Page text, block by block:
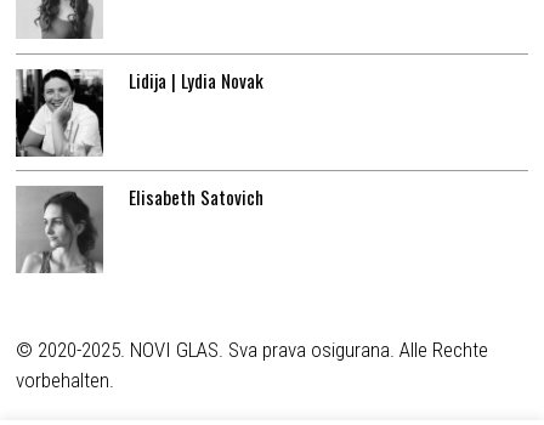
Lidija | Lydia Novak
Elisabeth Satovich
© 2020-2025. NOVI GLAS. Sva prava osigurana. Alle Rechte
vorbehalten.